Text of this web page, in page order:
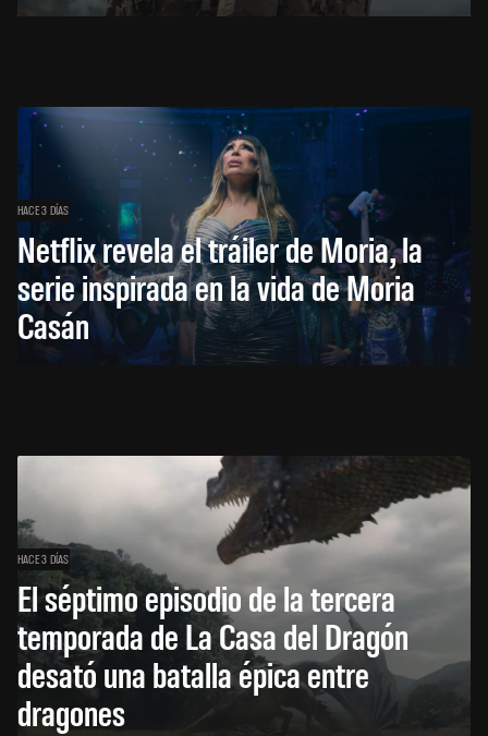
HACE 3 DÍAS
Netflix revela el tráiler de Moria, la
serie inspirada en la vida de Moria
Casán
HACE 3 DÍAS
El séptimo episodio de la tercera
temporada de La Casa del Dragón
desató una batalla épica entre
dragones